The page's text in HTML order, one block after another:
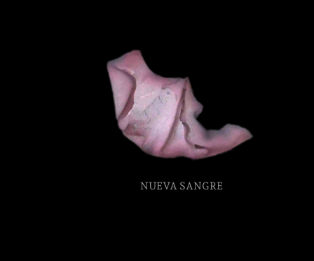
Partenaires
Crédits
Actions
NUEVA SANGRE